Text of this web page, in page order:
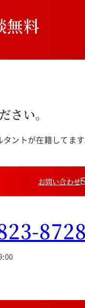
無料
さい。
ントが在籍してま
お問い合わせ
8728